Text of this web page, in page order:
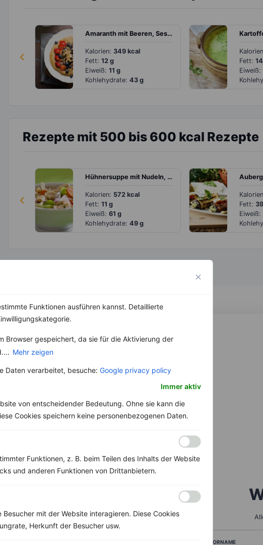
Funktionen ausführen kannst. Detaillierte
Browser gespeichert, da sie für die Aktivierung der
Mehr zeigen
Daten verarbeitet, besuche: Google privacy policy
Immer aktiv
von entscheidender Bedeutung. Ohne sie kann die
Cookies speichern keine personenbezogenen Daten.
Funktionen, z. B. beim Teilen des Inhalts der Website
und anderen Funktionen von Drittanbietern.
mit der Website interagieren. Diese Cookies
Herkunft der Besucher usw.
‹
Amaranth mit Beeren, Sesam und Kürbiskernen
Kalorien: 349 kcal
Fett: 12 g
Eiweiß: 11 g
Kohlehydrate: 43 g
Fett:
Eiweiß:
Rezepte mit 500 bis 600 kcal Rezepte
‹
Hühnersuppe mit Nudeln, Möhren und Fenchel
Kalorien: 572 kcal
Fett: 11 g
Eiweiß: 61 g
Kohlehydrate: 49 g
Fett:
Eiweiß:
VORNAME